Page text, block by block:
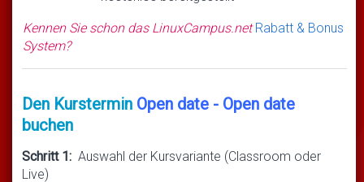
Kennen Sie schon das LinuxCampus.netRabatt & Bonus
System?
Den Kurstermin Open date - Open date
buchen
Schritt 1: Auswahl der Kursvariante (Classroom oder
Live)